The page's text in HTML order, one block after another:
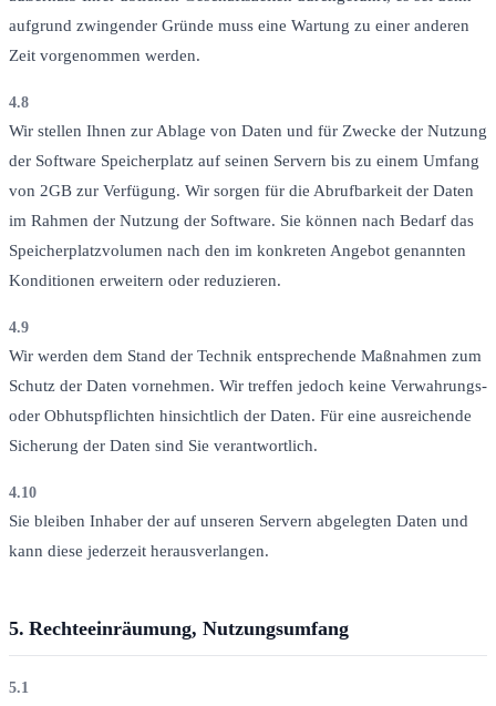
aufgrund zwingender Gründe muss eine Wartung zu einer anderen
Zeit vorgenommen werden.
4.8
Wir stellen Ihnen zur Ablage von Daten und für Zwecke der Nutzung
der Software Speicherplatz auf seinen Servern bis zu einem Umfang
von 2GB zur Verfügung. Wir sorgen für die Abrufbarkeit der Daten
im Rahmen der Nutzung der Software. Sie können nach Bedarf das
Speicherplatzvolumen nach den im konkreten Angebot genannten
Konditionen erweitern oder reduzieren.
4.9
Wir werden dem Stand der Technik entsprechende Maßnahmen zum
Schutz der Daten vornehmen. Wir treffen jedoch keine Verwahrungs-
oder Obhutspflichten hinsichtlich der Daten. Für eine ausreichende
Sicherung der Daten sind Sie verantwortlich.
4.10
Sie bleiben Inhaber der auf unseren Servern abgelegten Daten und
kann diese jederzeit herausverlangen.
5. Rechteeinräumung, Nutzungsumfang
5.1